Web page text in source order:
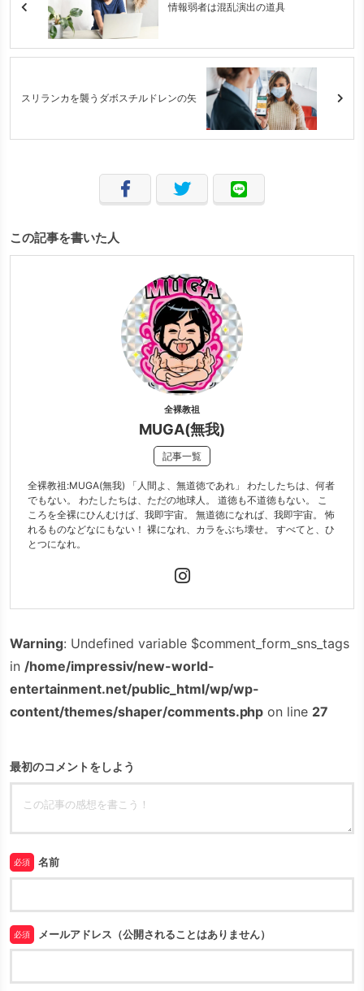
情報弱者は混乱演出の道具
スリランカを襲うダボスチルドレンの矢
この記事を書いた人
全裸教祖
MUGA(無我)
記事一覧
全裸教祖:MUGA(無我) 「人間よ、無道徳であれ」 わたしたちは、何者
でもない。 わたしたちは、ただの地球人。 道徳も不道徳もない。 こ
ころを全裸にひんむけば、我即宇宙。 無道徳になれば、我即宇宙。 怖
れるものなどなにもない！ 裸になれ、カラをぶち壊せ。 すべてと、ひ
とつになれ。
Warning: Undefined variable $comment_form_sns_tags
in /home/impressiv/new-world-
entertainment.net/public_html/wp/wp-
content/themes/shaper/comments.php on line 27
最初のコメントをしよう
必須 名前
必須 メールアドレス（公開されることはありません）